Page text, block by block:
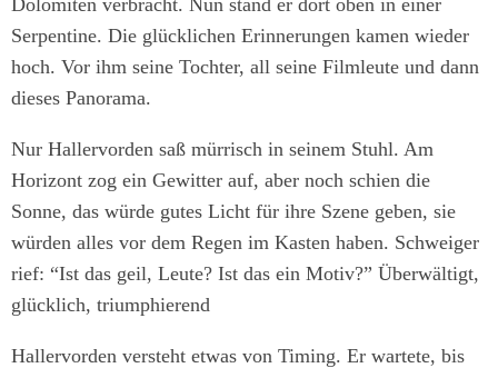
Dolomiten verbracht. Nun stand er dort oben in einer
Serpentine. Die glücklichen Erinnerungen kamen wieder
hoch. Vor ihm seine Tochter, all seine Filmleute und dann
dieses Panorama.
Nur Hallervorden saß mürrisch in seinem Stuhl. Am
Horizont zog ein Gewitter auf, aber noch schien die
Sonne, das würde gutes Licht für ihre Szene geben, sie
würden alles vor dem Regen im Kasten haben. Schweiger
rief: “Ist das geil, Leute? Ist das ein Motiv?” Überwältigt,
glücklich, triumphierend
Hallervorden versteht etwas von Timing. Er wartete, bis